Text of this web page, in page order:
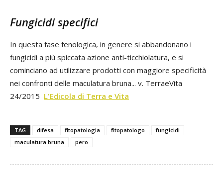
Fungicidi specifici
In questa fase fenologica, in genere si abbandonano i
fungicidi a più spiccata azione anti-ticchiolatura, e si
cominciano ad utilizzare prodotti con maggiore specificità
nei confronti delle maculatura bruna... v. TerraeVita
24/2015 L'Edicola di Terra e Vita
TAG difesa fitopatologia fitopatologo
fungicidi
maculatura bruna
pero